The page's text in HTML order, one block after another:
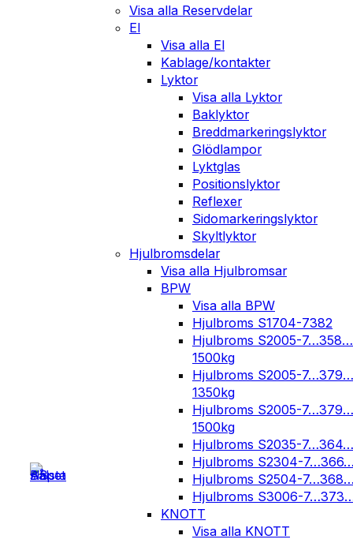
Visa alla Reservdelar
El
Visa alla El
Kablage/kontakter
Lyktor
Visa alla Lyktor
Baklyktor
Breddmarkeringslyktor
Glödlampor
Lyktglas
Positionslyktor
Reflexer
Sidomarkeringslyktor
Skyltlyktor
Hjulbromsdelar
Visa alla Hjulbromsar
BPW
Visa alla BPW
Hjulbroms S1704-7382
Hjulbroms S2005-7…358…
1500kg
Hjulbroms S2005-7…379…
1350kg
Hjulbroms S2005-7…379…
1500kg
Hjulbroms S2035-7…364…
Hjulbroms S2304-
Hjulbroms S2504-
Hjulbroms S3006-
KNOTT
Visa alla KNOTT